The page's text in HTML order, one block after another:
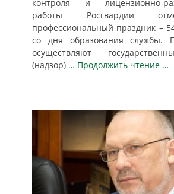
контроля и лицензионно-
работы Росгвардии
профессиональный праздник –
со дня образования службы.
осуществляют
(надзор) … Продолжить чтение …